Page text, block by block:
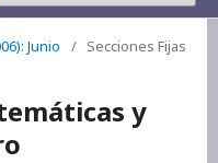
Junio / Secciones Fijas
y